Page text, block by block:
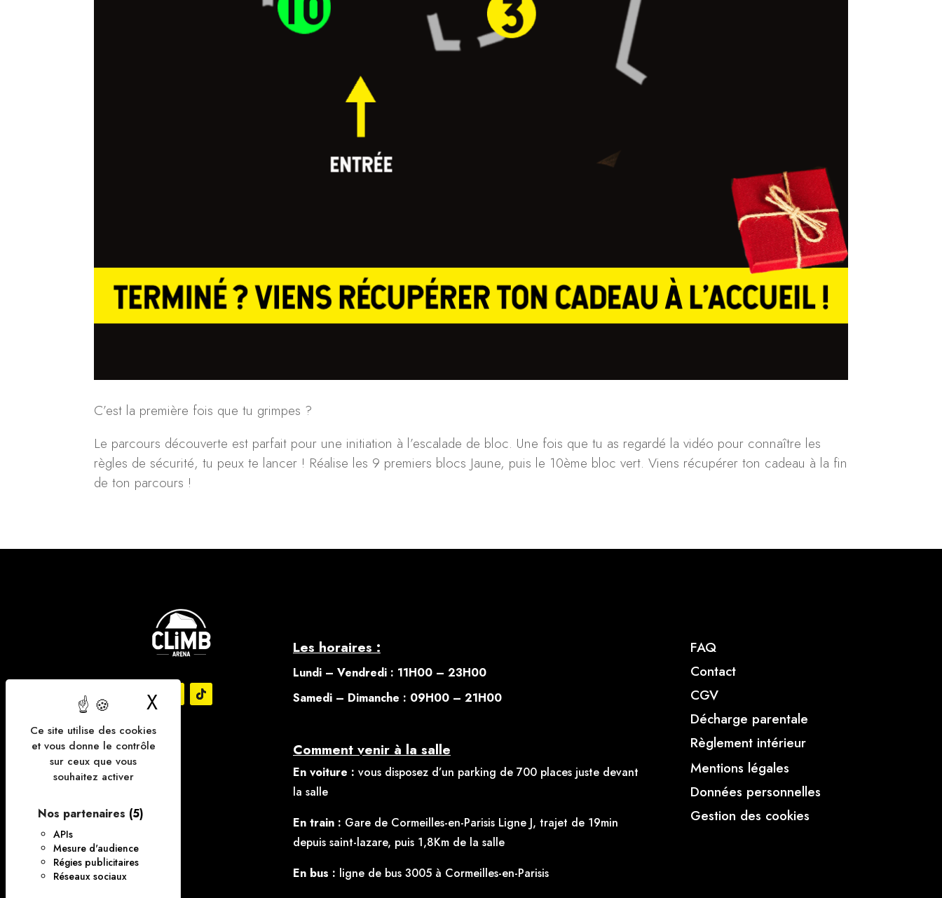
Ce site utilise des cookies
et vous donne le contrôle
sur ceux que vous
souhaitez activer
Nos partenaires (5)
APIs
Mesure d'audience
Régies publicitaires
Réseaux sociaux
X Masquer le bandeau des cookies
C’est la première fois que tu grimpes ?
Le parcours découverte est parfait pour une initiation à l’escalade de bloc. Une fois que tu as regardé la vidéo pour connaître les
règles de sécurité, tu peux te lancer ! Réalise les 9 premiers blocs Jaune, puis le 10ème bloc vert. Viens récupérer ton cadeau à la fin
de ton parcours !
Les horaires :
Lundi – Vendredi : 11H00 – 23H00
Samedi – Dimanche : 09H00 – 21H00
Comment venir à la salle
En voiture : vous disposez d’un parking de 700 places juste devant
la salle
En train : Gare de Cormeilles-en-Parisis Ligne J, trajet de 19min
depuis saint-lazare, puis 1,8Km de la salle
En bus : ligne de bus 3005 à Cormeilles-en-Parisis
FAQ
Contact
CGV
Décharge parentale
Règlement intérieur
Mentions légales
Données personnelles
Gestion des cookies